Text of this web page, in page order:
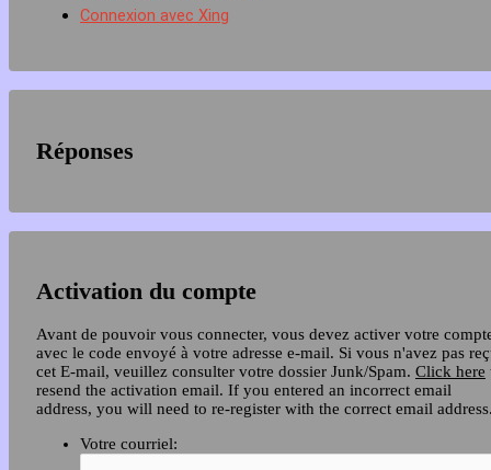
Connexion avec Xing
Réponses
Activation du compte
Avant de pouvoir vous connecter, vous devez activer votre
avec le code envoyé à votre adresse e-mail. Si vous n'avez pas
cet E-mail, veuillez consulter votre dossier Junk/Spam. Click here
resend the activation email. If you entered an incorrect email
address, you will need to re-register with the correct email
Votre courriel: